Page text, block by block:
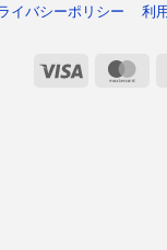
イバシーポリシー 利
Visa